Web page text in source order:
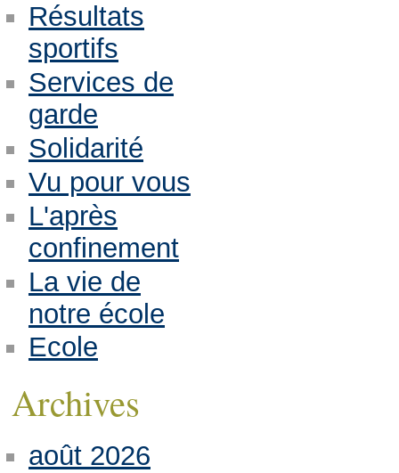
Résultats
sportifs
Services de
garde
Solidarité
Vu pour vous
L'après
confinement
La vie de
notre école
Ecole
Archives
août 2026